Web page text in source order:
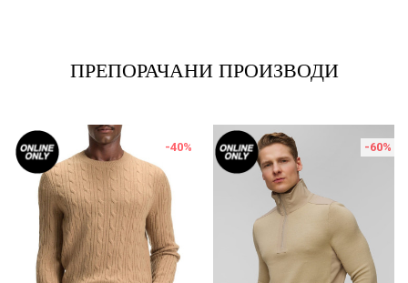
ПРЕПОРАЧАНИ ПРОИЗВОДИ
-40% -60%